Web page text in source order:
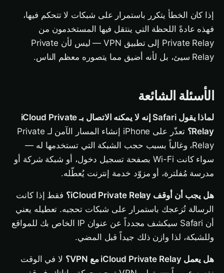
إذا كان الخطأ يتكرر باستمرار على شبكات لا تتحكم فيها،
فهذه عادةً اللحظة التي ينتقل فيها المستخدمون من
Private Relay إلى تطبيق VPN — ليس لأن Private
Relay سيئ، بل لأنه أضيق مما يتصوره معظم الناس.
الأسئلة الشائعة
لماذا يقول Safari إنه لا يمكنه الاتصال بـ iCloud Private
Relay؟
تعذّر على iPhone إنشاء المسار الآمن لـ Private
Relay، وغالباً بسبب حجب الشبكة التي تستخدمها له —
سواء كانت Wi-Fi بصفحة تسجيل دخول، أو شبكة شركة أو
مدرسة مُفلترة، أو مزوّد خدمة إنترنت يُعطّله.
هل يجب أن أوقف iCloud Private Relay؟
فقط إذا كانت
الرسالة تُزعجك باستمرار على شبكات تحجبه. تعطيله يعني
أن Safari سيكشف مجدداً عن عنوان IP الخاص بك للمواقع
وللشبكة، لذا وازن ذلك جيداً قبل المضي.
هل يعمل iCloud Private Relay مع VPN؟
لا في الوقت